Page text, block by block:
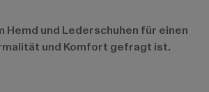
Hemd und Lederschuhen für einen
und Komfort gefragt ist.